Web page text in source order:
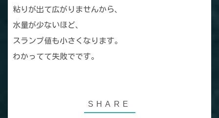
粘りが出て広がりませんから、
水量が少ないほど、
スランプ値も小さくなります。
わかってて失敗でです。